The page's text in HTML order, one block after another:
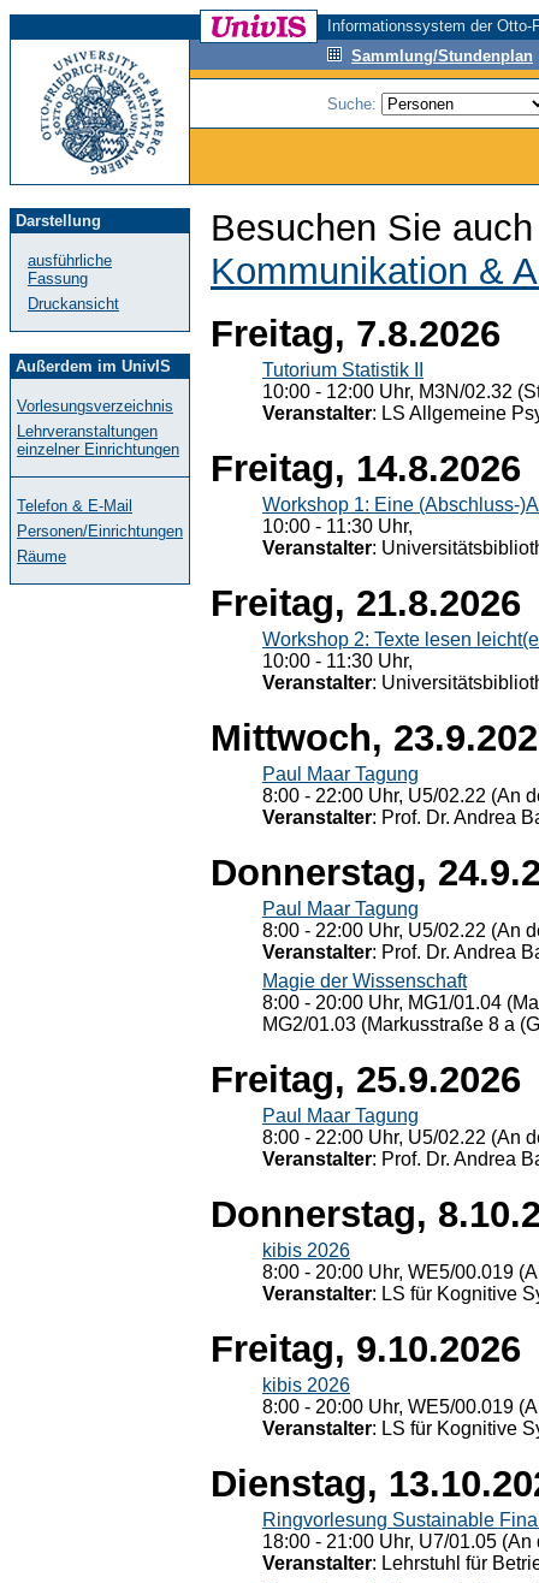
Informationssystem der
Sammlung/Stundenplan
Suche:
Darstellung
ausführliche
Fassung
Druckansicht
Außerdem im UnivIS
Vorlesungsverzeichnis
Lehrveranstaltungen
einzelner Einrichtungen
Telefon & E-Mail
Personen/Einrichtungen
Räume
Besuchen Sie
Kommunikation &
Freitag, 7.8.2026
Tutorium Statistik II
10:00 - 12:00 Uhr, M3N/02.32
Veranstalter: LS Allgemeine
Freitag, 14.8.2026
Workshop 1: Eine (Abschluss-
10:00 - 11:30 Uhr,
Veranstalter:
Freitag, 21.8.2026
Workshop 2: Texte lesen
10:00 - 11:30 Uhr,
Veranstalter:
Mittwoch,
Paul Maar Tagung
8:00 - 22:00 Uhr, U5/02.22 (An
Veranstalter: Prof. Dr. Andrea
Donnerstag,
Paul Maar Tagung
8:00 - 22:00 Uhr, U5/02.22 (An
Veranstalter: Prof. Dr. Andrea
Magie der Wissenschaft
8:00 - 20:00 Uhr, MG1/01.04
MG2/01.03 (Markusstraße 8 a
Freitag, 25.9.2026
Paul Maar Tagung
8:00 - 22:00 Uhr, U5/02.22 (An
Veranstalter: Prof. Dr. Andrea
Donnerstag,
kibis 2026
8:00 - 20:00 Uhr, WE5/00.019
Veranstalter: LS für Kognitive
Freitag, 9.10.2026
kibis 2026
8:00 - 20:00 Uhr, WE5/00.019
Veranstalter: LS für Kognitive
Dienstag,
Ringvorlesung Sustainable
18:00 - 21:00 Uhr, U7/01.05
Veranstalter: Lehrstuhl für